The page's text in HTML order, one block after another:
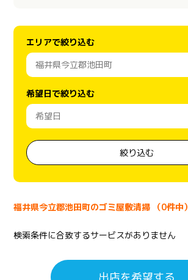
エリアで絞り込む
希望日で絞り込む
絞り込む
福井県今立郡池田町のゴミ屋敷清掃 （0件中）
検索条件に合致するサービスがありません